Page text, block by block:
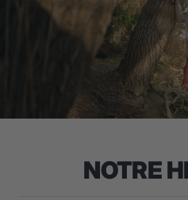
NOTRE